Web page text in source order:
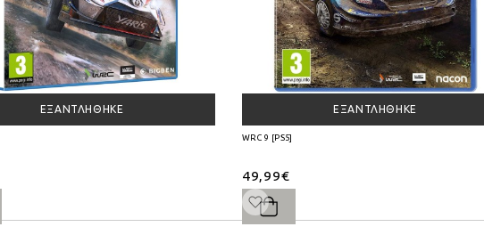
ΕΞΑΝΤΛΉΘΗΚΕ ΕΞΑΝΤΛΉΘΗΚΕ
WRC 9 [PS5]
49,99€